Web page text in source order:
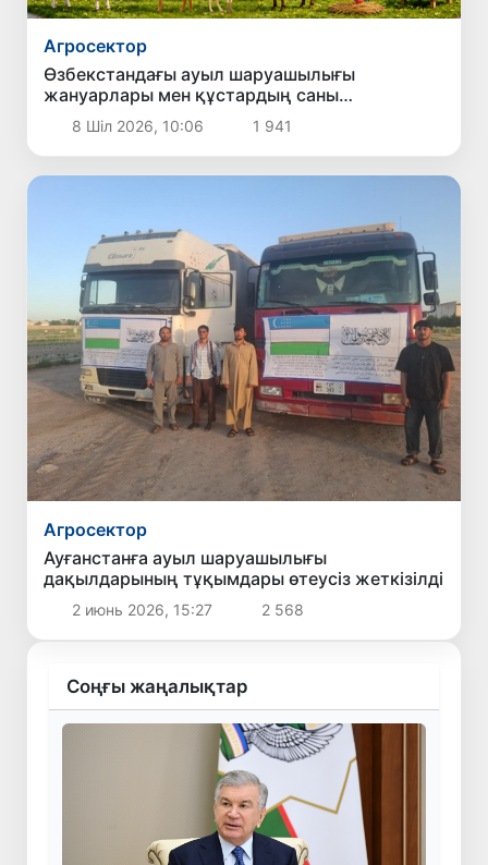
Агросектор
Өзбекстандағы ауыл шаруашылығы
жануарлары мен құстардың саны
жарияланды
8 Шіл 2026, 10:06 1 941
Агросектор
Ауғанстанға ауыл шаруашылығы
дақылдарының тұқымдары өтеусіз жеткізілді
2 июнь 2026, 15:27 2 568
Соңғы жаңалықтар